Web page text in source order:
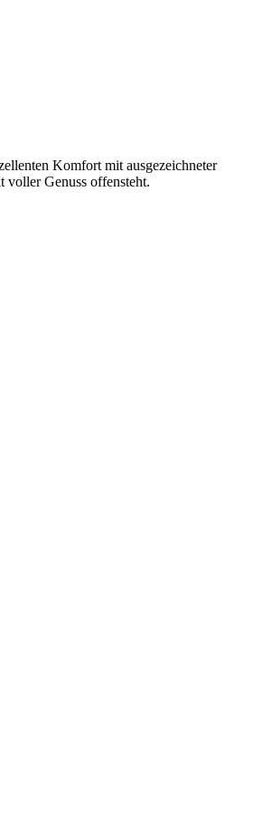
Komfort mit ausgezeichneter
voller Genuss offensteht.